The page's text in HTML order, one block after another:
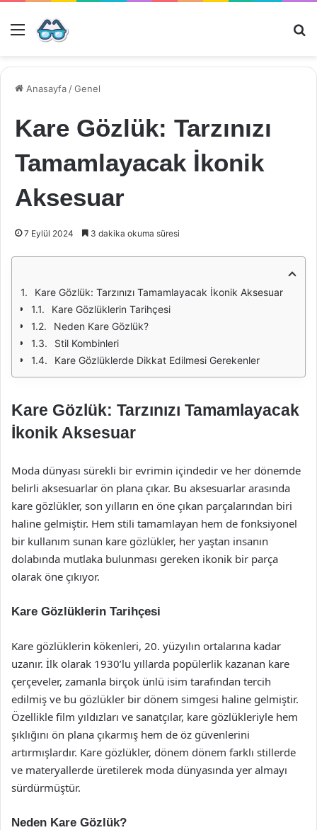
Menü
Anasayfa /Genel
Kare Gözlük: Tarzınızı
Tamamlayacak İkonik
Aksesuar
7 Eylül 2024 3 dakika okuma süresi
Kare Gözlük: Tarzınızı Tamamlayacak İkonik Aksesuar
Kare Gözlüklerin Tarihçesi
Neden Kare Gözlük?
Stil Kombinleri
Kare Gözlüklerde Dikkat Edilmesi Gerekenler
Kare Gözlük: Tarzınızı Tamamlayacak
İkonik Aksesuar
Moda dünyası sürekli bir evrimin içindedir ve her dönemde
belirli aksesuarlar ön plana çıkar. Bu aksesuarlar arasında
kare gözlükler, son yılların en öne çıkan parçalarından biri
haline gelmiştir. Hem stili tamamlayan hem de fonksiyonel
bir kullanım sunan kare gözlükler, her yaştan insanın
dolabında mutlaka bulunması gereken ikonik bir parça
olarak öne çıkıyor.
Kare Gözlüklerin Tarihçesi
Kare gözlüklerin kökenleri, 20. yüzyılın ortalarına kadar
uzanır. İlk olarak 1930’lu yıllarda popülerlik kazanan kare
çerçeveler, zamanla birçok ünlü isim tarafından tercih
edilmiş ve bu gözlükler bir dönem simgesi haline gelmiştir.
Özellikle film yıldızları ve sanatçılar, kare gözlükleriyle hem
şıklığını ön plana çıkarmış hem de öz güvenlerini
artırmışlardır. Kare gözlükler, dönem dönem farklı stillerde
ve materyallerde üretilerek moda dünyasında yer almayı
sürdürmüştür.
Neden Kare Gözlük?